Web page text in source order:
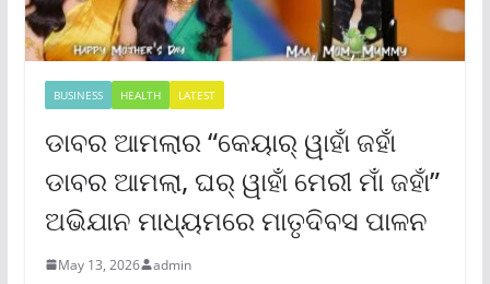
BUSINESS HEALTH LATEST
ଡାବର ଆମଲାର “କେୟାର୍ ୱାହାଁ ଜହାଁ
ଡାବର ଆମଲା, ଘର୍ ୱାହାଁ ମେରୀ ମାଁ ଜହାଁ”
ଅଭିଯାନ ମାଧ୍ୟମରେ ମାତୃଦିବସ ପାଳନ
May 13, 2026 admin